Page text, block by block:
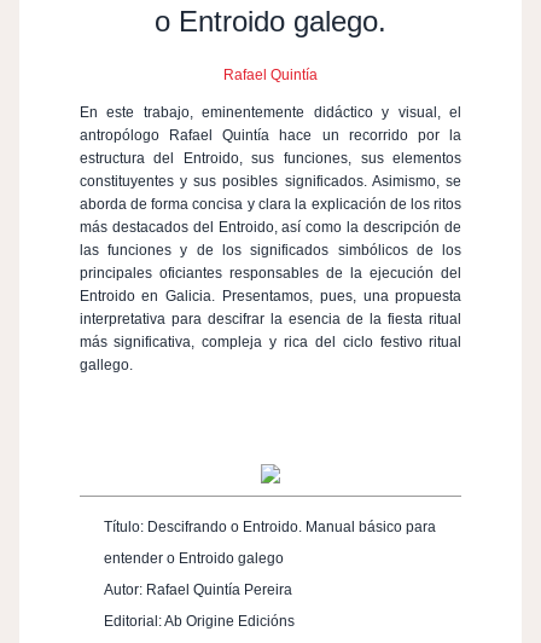
o Entroido galego.
Rafael Quintía
En este trabajo, eminentemente didáctico y visual, el
antropólogo Rafael Quintía hace un recorrido por la
estructura del Entroido, sus funciones, sus elementos
constituyentes y sus posibles significados. Asimismo, se
aborda de forma concisa y clara la explicación de los ritos
más destacados del Entroido, así como la descripción de
las funciones y de los significados simbólicos de los
principales oficiantes responsables de la ejecución del
Entroido en Galicia. Presentamos, pues, una propuesta
interpretativa para descifrar la esencia de la fiesta ritual
más significativa, compleja y rica del ciclo festivo ritual
gallego.
Título: Descifrando o Entroido. Manual básico para
entender o Entroido galego
Autor: Rafael Quintía Pereira
Editorial: Ab Origine Edicións